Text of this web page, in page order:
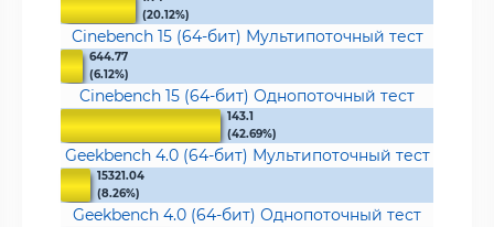
(20.12%)
Cinebench 15 (64-бит) Мультипоточный тест
644.77
(6.12%)
Cinebench 15 (64-бит) Однопоточный тест
143.1
(42.69%)
Geekbench 4.0 (64-бит) Мультипоточный тест
15321.04
(8.26%)
Geekbench 4.0 (64-бит) Однопоточный тест